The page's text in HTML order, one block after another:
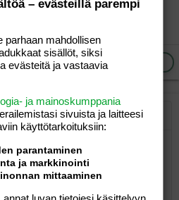
jos siis kiinnostaa.
ole liikaa...
lista
lista
sisennystä
sisennystä
editoriin…
hyperlinkki
Lisää kuva
HymiötLaajennettuun
Kumoa
Rivinsisäinen koodi
Rivinsisäinen spoiler
1
line
luonnos
luonnos
– evästeillä parempi
parhaan mahdollisen
sisällöt, siksi
evästeitä ja vastaavia
ja mainoskumppania
sivuista ja laitteesi
käyttötarkoituksiin:
parantaminen
ja markkinointi
mittaaminen